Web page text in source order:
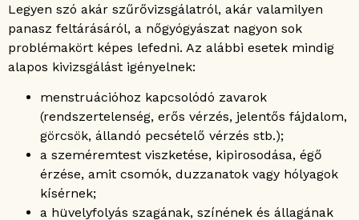
Legyen szó akár szűrővizsgálatról, akár valamilyen
panasz feltárásáról, a nőgyógyászat nagyon sok
problémakört képes lefedni. Az alábbi esetek mindig
alapos kivizsgálást igényelnek:
menstruációhoz kapcsolódó zavarok
(rendszertelenség, erős vérzés, jelentős fájdalom,
görcsök, állandó pecsételő vérzés stb.);
a szeméremtest viszketése, kipirosodása, égő
érzése, amit csomók, duzzanatok vagy hólyagok
kísérnek;
a hüvelyfolyás szagának, színének és állagának